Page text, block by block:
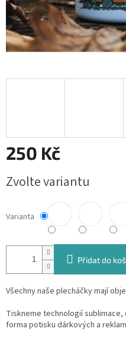
250 Kč
cena:
Zvolte variantu
Varianta
Přidat do
Všechny naše plecháčky mají
Tiskneme technologií
forma potisku dárkových a